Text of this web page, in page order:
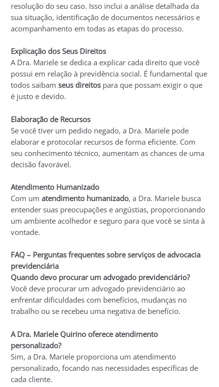
resolução do seu caso. Isso inclui a análise detalhada da
sua situação, identificação de documentos necessários e
acompanhamento em todas as etapas do processo.
Explicação dos Seus Direitos
A Dra. Mariele se dedica a explicar cada direito que você
possui em relação à previdência social. É fundamental que
todos saibamseus direitos para que possam exigir o que
é justo e devido.
Elaboração de Recursos
Se você tiver um pedido negado, a Dra. Mariele pode
elaborar e protocolar recursos de forma eficiente. Com
seu conhecimento técnico, aumentam as chances de uma
decisão favorável.
Atendimento Humanizado
Com umatendimento humanizado, a Dra. Mariele busca
entender suas preocupações e angústias, proporcionando
um ambiente acolhedor e seguro para que você se sinta à
vontade.
FAQ – Perguntas frequentes sobre serviços de advocacia
previdenciária
Quando devo procurar um advogado previdenciário?
Você deve procurar um advogado previdenciário ao
enfrentar dificuldades com benefícios, mudanças no
trabalho ou se recebeu uma negativa de benefício.
A Dra. Mariele Quirino oferece atendimento
personalizado?
Sim, a Dra. Mariele proporciona um atendimento
personalizado, focando nas necessidades específicas de
cada cliente.